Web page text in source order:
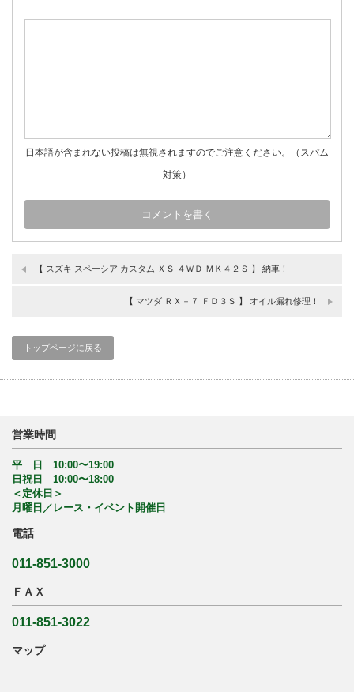
日本語が含まれない投稿は無視されますのでご注意ください。（スパム
対策）
【 スズキ スペーシア カスタム ＸＳ ４ＷＤ ＭＫ４２Ｓ 】 納車！
【 マツダ ＲＸ－７ ＦＤ３Ｓ 】 オイル漏れ修理！
トップページに戻る
営業時間
平 日 10:00〜19:00
日祝日 10:00〜18:00
＜定休日＞
月曜日／レース・イベント開催日
電話
011-851-3000
ＦＡＸ
011-851-3022
マップ